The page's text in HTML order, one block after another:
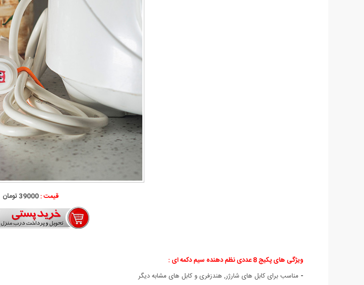
قیمت :39000 تومان
ویژگی های پکیج 8 عددی نظم دهنده سیم دکمه ای :
- مناسب برای کابل های شارژر, هندزفری و کابل های مشابه دیگر